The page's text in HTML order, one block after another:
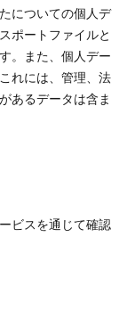
についての個人デ
ポートファイルと
。また、個人デー
れには、管理、法
あるデータは含ま
ビスを通じて確認